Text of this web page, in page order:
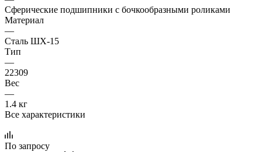
Сферические подшипники с бочкообразными роликами
Материал
—
Сталь ШХ-15
Тип
—
22309
Вес
—
1.4 кг
Все характеристики
По запросу